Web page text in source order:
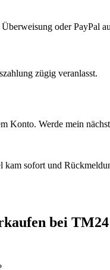
oder PayPal
zügig veranlasst.
Konto. Werde mein
kam sofort und
bei TM24